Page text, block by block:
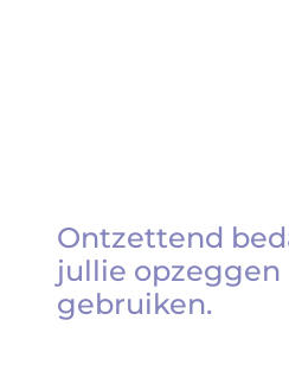
Ontzettend
jullie
gebruiken.